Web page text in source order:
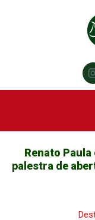
Renato
palestra de